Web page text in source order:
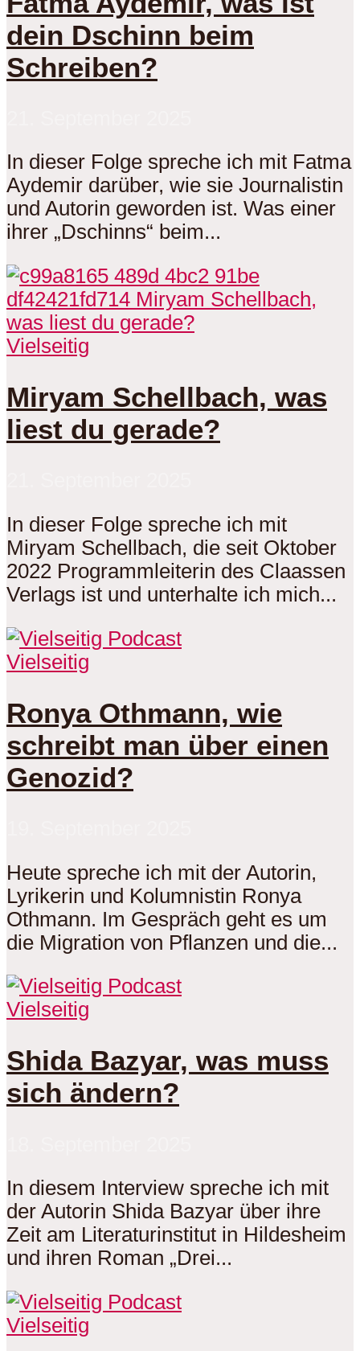
dein Dschinn beim
Schreiben?
In dieser Folge spreche ich mit Fatma
Aydemir darüber, wie sie Journalistin
und Autorin geworden ist. Was einer
ihrer „Dschinns“ beim...
Vielseitig
Miryam Schellbach, was
liest du gerade?
In dieser Folge spreche ich mit
Miryam Schellbach, die seit Oktober
2022 Programmleiterin des Claassen
Verlags ist und unterhalte ich mich...
Vielseitig
Ronya Othmann, wie
schreibt man über einen
Genozid?
Heute spreche ich mit der Autorin,
Lyrikerin und Kolumnistin Ronya
Othmann. Im Gespräch geht es um
die Migration von Pflanzen und die...
Vielseitig
Shida Bazyar, was muss
sich ändern?
In diesem Interview spreche ich mit
der Autorin Shida Bazyar über ihre
Zeit am Literaturinstitut in Hildesheim
und ihren Roman „Drei...
Vielseitig